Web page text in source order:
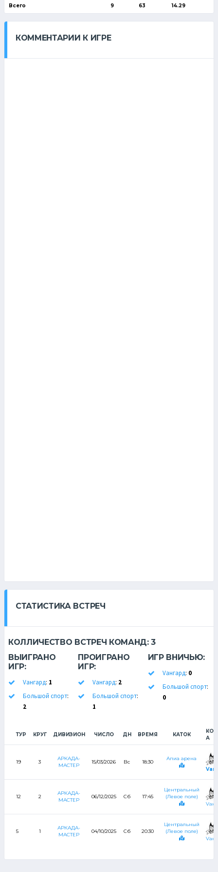
Всего 9 63 14.29
КОММЕНТАРИИ К ИГРЕ
СТАТИСТИКА ВСТРЕЧ
КОЛЛИЧЕСТВО ВСТРЕЧ КОМАНД:3
ВЫИГРАНО
ИГР:
Vангард: 1
Большой спорт:
2
ПРОИГРАНО
ИГР:
Vангард: 2
Большой спорт:
1
ИГР ВНИЧЬЮ:
Vангард: 0
Большой спорт:
0
ТУР КРУГ ДИВИЗИОН ЧИСЛО ДН ВРЕМЯ КАТОК
А
19 3
АРКАДА-
МАСТЕР
15/03/2026 Вс 18:30
Апиа арена
12 2
АРКАДА-
МАСТЕР
06/12/2025 Сб 17:45
Центральный
(Левое поле)
5 1
АРКАДА-
МАСТЕР
04/10/2025 Сб 20:30
Центральный
(Левое поле)